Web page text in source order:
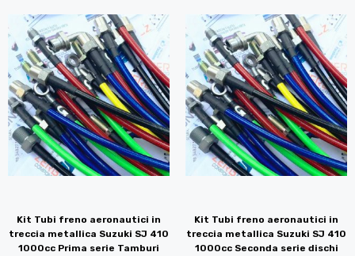
Kit Tubi freno aeronautici in
treccia metallica Suzuki SJ 410
1000cc Prima serie Tamburi
Kit Tubi freno aeronautici in
treccia metallica Suzuki SJ 410
1000cc Seconda serie dischi